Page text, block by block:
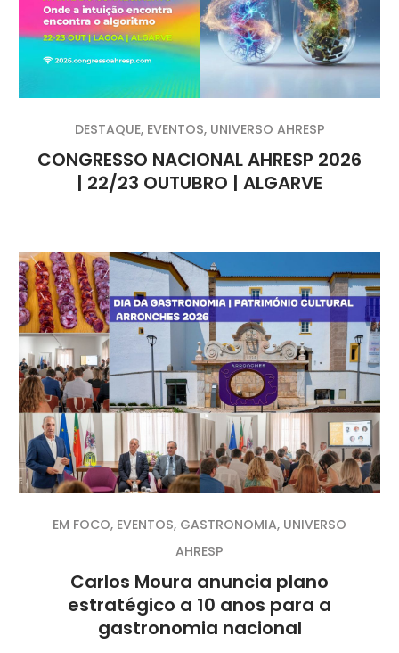
CONGRESSO NACIONAL AHRESP 2026
| 22/23 OUTUBRO | ALGARVE
DESTAQUE, EVENTOS, UNIVERSO AHRESP
Carlos Moura anuncia plano
estratégico a 10 anos para a
gastronomia nacional
EM FOCO, EVENTOS, GASTRONOMIA, UNIVERSO
AHRESP